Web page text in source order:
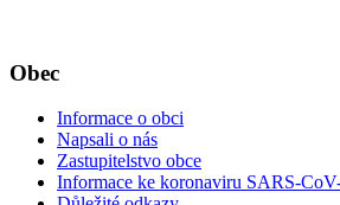
Obec
Informace o obci
Napsali o nás
Zastupitelstvo obce
Informace ke koronaviru SARS-